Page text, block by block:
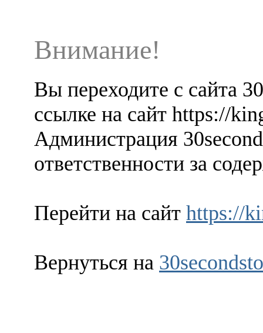
Внимание!
Вы переходите с сайта
ссылке на сайт https://
Администрация
ответственности за
Перейти на сайт https://
Вернуться на